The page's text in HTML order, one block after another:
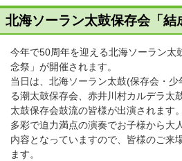
北海ソーラン太鼓保存会「結
今年で50周年を迎える北海ソーラン太
念祭」が開催されます。
当日は、北海ソーラン太鼓(保存会・
る潮太鼓保存会、赤井川村カルデラ太
太鼓保存会鼓流の皆様が出演されます。
多彩で迫力満点の演奏でお子様から大
内容となっていますので、皆様のご来
ます。